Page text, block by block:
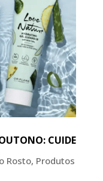
CUIDE
Rosto, Produtos